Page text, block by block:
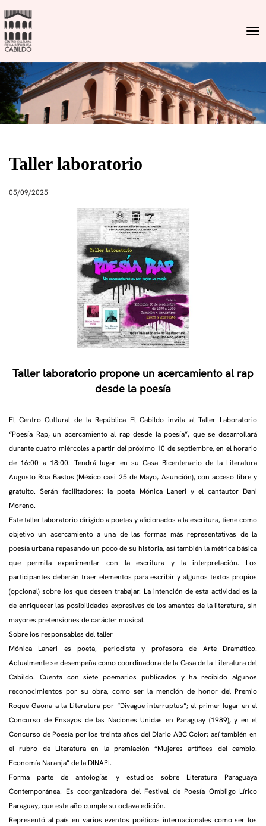
Taller laboratorio
05/09/2025
Taller laboratorio propone un acercamiento al rap
desde la poesía
El Centro Cultural de la República El Cabildo invita al Taller Laboratorio
“Poesía Rap, un acercamiento al rap desde la poesía”, que se desarrollará
durante cuatro miércoles a partir del próximo 10 de septiembre, en el horario
de 16:00 a 18:00. Tendrá lugar en su Casa Bicentenario de la Literatura
Augusto Roa Bastos (México casi 25 de Mayo, Asunción), con acceso libre y
gratuito. Serán facilitadores: la poeta Mónica Laneri y el cantautor Dani
Moreno.
Este taller laboratorio dirigido a poetas y aficionados a la escritura, tiene como
objetivo un acercamiento a una de las formas más representativas de la
poesía urbana repasando un poco de su historia, así también la métrica básica
que permita experimentar con la escritura y la interpretación. Los
participantes deberán traer elementos para escribir y algunos textos propios
(opcional) sobre los que deseen trabajar. La intención de esta actividad es la
de enriquecer las posibilidades expresivas de los amantes de la literatura, sin
mayores pretensiones de carácter musical.
Sobre los responsables del taller
Mónica Laneri es poeta, periodista y profesora de Arte Dramático.
Actualmente se desempeña como coordinadora de la Casa de la Literatura del
Cabildo. Cuenta con siete poemarios publicados y ha recibido algunos
reconocimientos por su obra, como ser la mención de honor del Premio
Roque Gaona a la Literatura por “Divague interruptus”; el primer lugar en el
Concurso de Ensayos de las Naciones Unidas en Paraguay (1989), y en el
Concurso de Poesía por los treinta años del Diario ABC Color; así también en
el rubro de Literatura en la premiación “Mujeres artífices del cambio.
Economía Naranja” de la DINAPI.
Forma parte de antologías y estudios sobre Literatura Paraguaya
Contemporánea. Es coorganizadora del Festival de Poesía Ombligo Lírico
Paraguay, que este año cumple su octava edición.
Representó al país en varios eventos poéticos internacionales como ser los